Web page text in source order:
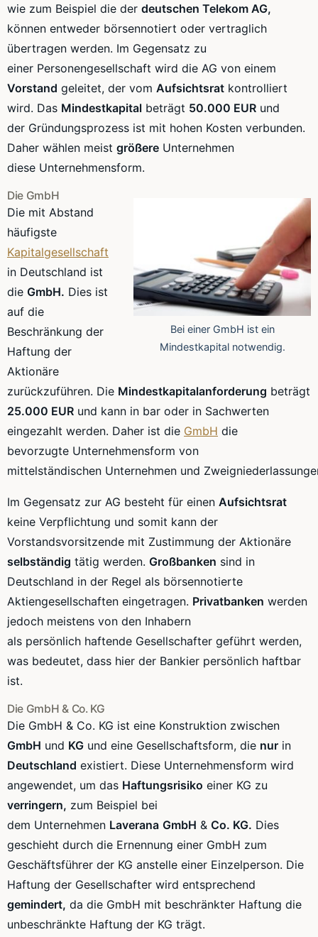
wie zum Beispiel die der deutschen Telekom AG,
können entweder börsennotiert oder vertraglich
übertragen werden. Im Gegensatz zu
einer Personengesellschaft wird die AG von einem
Vorstand geleitet, der vom Aufsichtsrat kontrolliert
wird. Das Mindestkapital beträgt 50.000 EUR und
der Gründungsprozess ist mit hohen Kosten verbunden.
Daher wählen meist größere Unternehmen
diese Unternehmensform.
Bei einer GmbH ist ein
Mindestkapital notwendig.
Die GmbH
Die mit Abstand
häufigste
Kapitalgesellschaft
in Deutschland ist
die GmbH. Dies ist
auf die
Beschränkung der
Haftung der
Aktionäre
zurückzuführen. Die Mindestkapitalanforderung beträgt
25.000 EUR und kann in bar oder in Sachwerten
eingezahlt werden. Daher ist die GmbH die
bevorzugte Unternehmensform von
mittelständischen Unternehmen und
Im Gegensatz zur AG besteht für einen Aufsichtsrat
keine Verpflichtung und somit kann der
Vorstandsvorsitzende mit Zustimmung der Aktionäre
selbständig tätig werden. Großbanken sind in
Deutschland in der Regel als börsennotierte
Aktiengesellschaften eingetragen. Privatbanken werden
jedoch meistens von den Inhabern
als persönlich haftende Gesellschafter geführt werden,
was bedeutet, dass hier der Bankier persönlich haftbar
ist.
Die GmbH & Co. KG
Die GmbH & Co. KG ist eine Konstruktion zwischen
GmbH und KG und eine Gesellschaftsform, die nur in
Deutschland existiert. Diese Unternehmensform wird
angewendet, um das Haftungsrisiko einer KG zu
verringern, zum Beispiel bei
dem Unternehmen Laverana GmbH & Co. KG. Dies
geschieht durch die Ernennung einer GmbH zum
Geschäftsführer der KG anstelle einer Einzelperson. Die
Haftung der Gesellschafter wird entsprechend
gemindert, da die GmbH mit beschränkter Haftung die
unbeschränkte Haftung der KG trägt.